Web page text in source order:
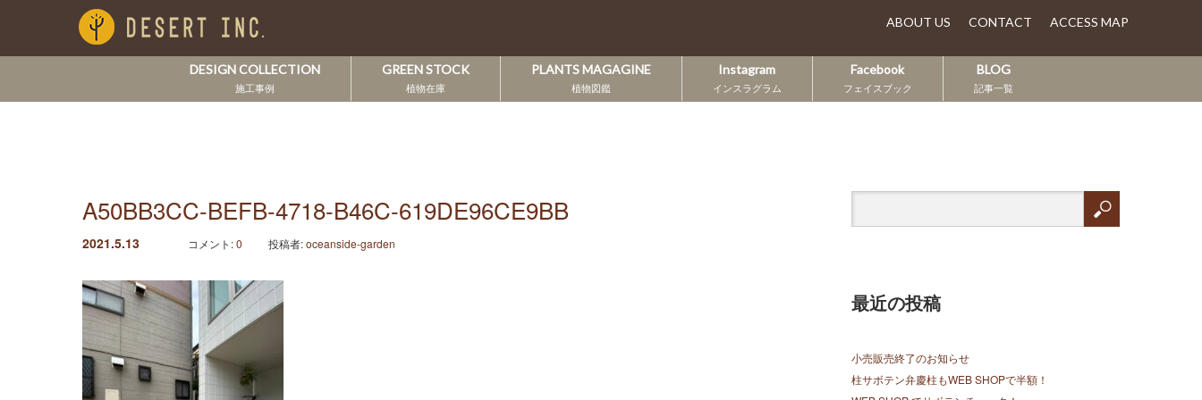
ABOUT US CONTACT ACCESS MAP
DESIGN COLLECTION
施工事例
GREEN STOCK
植物在庫
PLANTS MAGAGINE
植物図鑑
Instagram
インスラグラム
Facebook
フェイスブック
BLOG
記事一覧
A50BB3CC-BEFB-4718-B46C-619DE96CE9BB
2021.5.13 コメント:0 投稿者:oceanside-garden
最近の投稿
小売販売終了のお知らせ
柱サボテン弁慶柱もWEB SHOPで半額！